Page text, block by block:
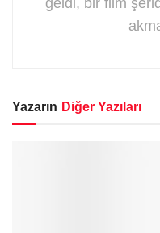
Yazarın Diğer Yazıları